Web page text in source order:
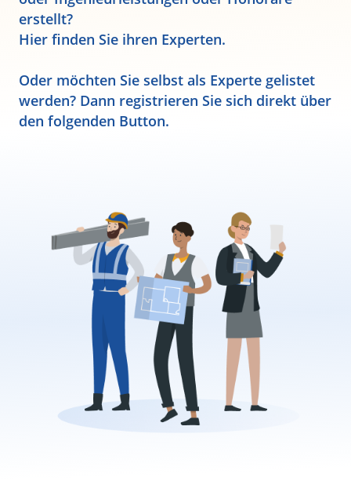
erstellt?
Hier finden Sie ihren Experten.
Oder möchten Sie selbst als Experte gelistet
werden? Dann registrieren Sie sich direkt über
den folgenden Button.